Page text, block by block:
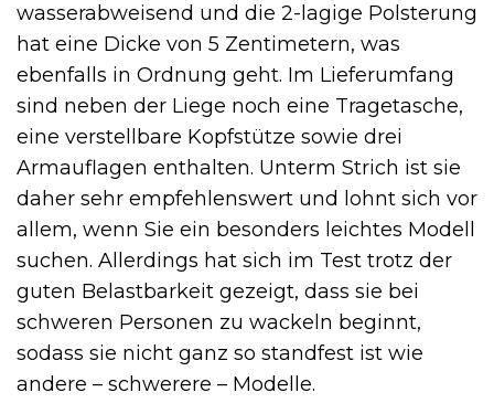
wasserabweisend und die 2-lagige Polsterung
hat eine Dicke von 5 Zentimetern, was
ebenfalls in Ordnung geht. Im Lieferumfang
sind neben der Liege noch eine Tragetasche,
eine verstellbare Kopfstütze sowie drei
Armauflagen enthalten. Unterm Strich ist sie
daher sehr empfehlenswert und lohnt sich vor
allem, wenn Sie ein besonders leichtes Modell
suchen. Allerdings hat sich im Test trotz der
guten Belastbarkeit gezeigt, dass sie bei
schweren Personen zu wackeln beginnt,
sodass sie nicht ganz so standfest ist wie
andere – schwerere – Modelle.